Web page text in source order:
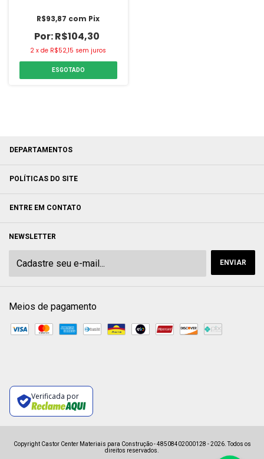
R$104,30
R$93,87 com Pix
2 xde R$52,15 sem juros
ESGOTADO
DEPARTAMENTOS
POLÍTICAS DO SITE
ENTRE EM CONTATO
NEWSLETTER
Meios de pagamento
Verificada por
Copyright Castor Center Materiais para Construção - 48508402000128 - 2026. Todos os
direitos reservados.